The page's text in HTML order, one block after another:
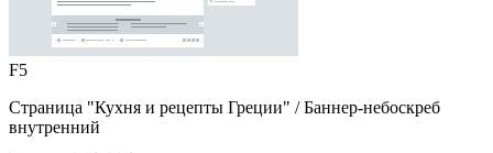
F5
Страница "Кухня и рецепты Греции" / Баннер-небоскреб
внутренний